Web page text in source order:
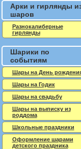
Арки и гирлянды
шаров
Разнокалиберные
гирлянды
Шарики по
событиям
Шары на День
Шары на Годик
Шары на свадьбу
Шары на выписку из
роддома
Школьные праздники
Оформление шарами
детского праздника